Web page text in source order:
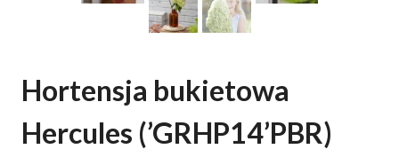
Hortensja bukietowa
Hercules (’GRHP14’PBR)